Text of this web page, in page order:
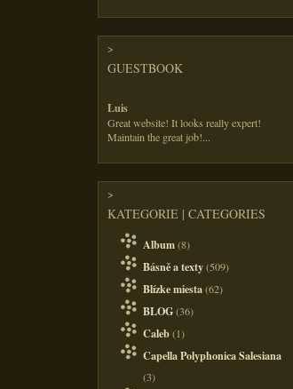
>
GUESTBOOK
Luis
Great website! It looks really expert!
Maintain the great job!...
>
KATEGORIE | CATEGORIES
Album(8)
Básně a texty(509)
Blízke miesta(62)
BLOG(36)
Caleb(1)
Capella Polyphonica Salesiana
(3)